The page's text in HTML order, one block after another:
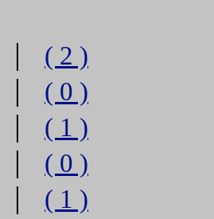
| ( 2 )
| ( 0 )
| ( 1 )
| ( 0 )
| ( 1 )